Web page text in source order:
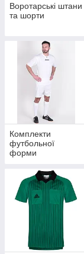
Воротарські штани
та шорти
Комплекти
футбольної
форми